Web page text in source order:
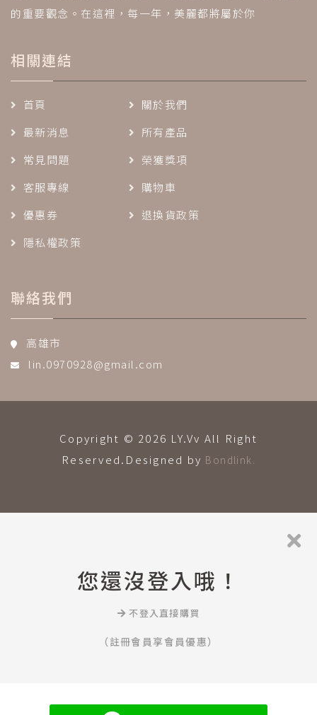
的重要觀念。在這裡，每一年，美麗都將屬於你
相關連結
首頁
關於我們
最新消息
所有產品
常見問題
榮獲獎項
客服專線
購物車
優惠券
退換貨政策
隱私權政策
聯絡我們
高雄市
lin.0970928@gmail.com
Copyright © 2026 LY.Vv All Right
Reserved.Designed by Bondlink.
您還沒登入哦！
不登入直接購買
（註冊會員享會員優惠）